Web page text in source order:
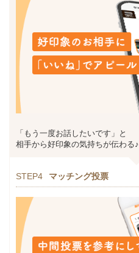
「もう一度お話したいです」と
相手から好印象の気持ちが伝わる♪
STEP4 マッチング投票